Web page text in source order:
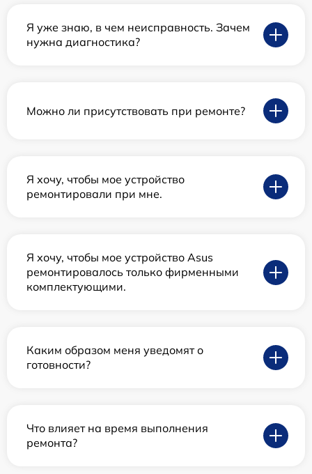
Я уже знаю, в чем неисправность. Зачем
нужна диагностика?
Можно ли присутствовать при ремонте?
Я хочу, чтобы мое устройство
ремонтировали при мне.
Я хочу, чтобы мое устройство Asus
ремонтировалось только фирменными
комплектующими.
Каким образом меня уведомят о
готовности?
Что влияет на время выполнения
ремонта?